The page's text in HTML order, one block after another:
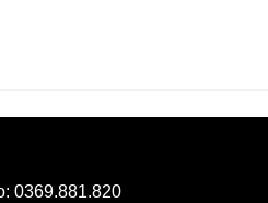
0369.881.820